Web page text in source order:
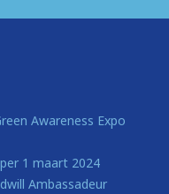
Awareness Expo
1 maart 2024
Ambassadeur